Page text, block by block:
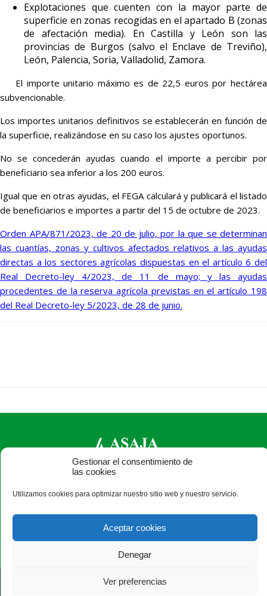
Gestionar el consentimiento de
las cookies
Utilizamos cookies para optimizar nuestro sitio web y nuestro servicio.
Aceptar cookies
Denegar
Ver preferencias
Explotaciones que cuenten con la mayor parte de
superficie en zonas recogidas en el apartado B (zonas
de afectación media). En Castilla y León son las
provincias de Burgos (salvo el Enclave de Treviño),
León, Palencia, Soria, Valladolid, Zamora.
El importe unitario máximo es de 22,5 euros por hectárea
subvencionable.
Los importes unitarios definitivos se establecerán en función de
la superficie, realizándose en su caso los ajustes oportunos.
No se concederán ayudas cuando el importe a percibir por
beneficiario sea inferior a los 200 euros.
Igual que en otras ayudas, el FEGA calculará y publicará el listado
de beneficiarios e importes a partir del 15 de octubre de 2023.
Orden APA/871/2023, de 20 de julio, por la que se determinan
las cuantías, zonas y cultivos afectados relativos a las ayudas
directas a los sectores agrícolas dispuestas en el artículo 6 del
Real Decreto-ley 4/2023, de 11 de mayo; y las ayudas
procedentes de la reserva agrícola previstas en el artículo 198
del Real Decreto-ley 5/2023, de 28 de junio.
España · Tel.: +34 923 190 720 ·asaja@asajasalamanca.com
Condiciones de privacidad